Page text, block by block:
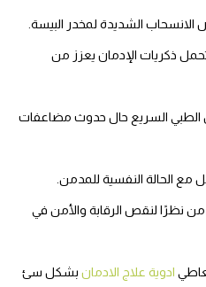
الشديدة لمخدر البيسة.
تحمل ذكريات الإدمان يعزز من
الطبي السريع حال حدوث مضاعفات
مع الحالة النفسية للمدمن.
نظرًا لنقص الرقابة والأمن في
ادوية علاج الادمان بشكل سئ